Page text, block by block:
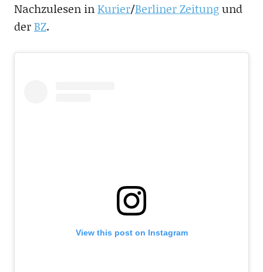
Nachzulesen inKurier/Berliner Zeitungund
derBZ.
View this post on Instagram